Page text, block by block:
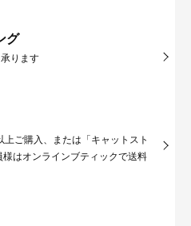
グ
ります
ご購入、または「キャットスト
様はオンラインブティックで送料